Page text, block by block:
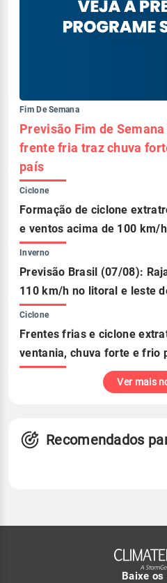
Fim De Semana
Previsão Fim de
frente fria traz chuva
país
Ciclone
Formação de ciclone
e ventos acima de 100 km/
Inverno
Previsão Brasil (07/08):
110 km/h no litoral e leste
Ciclone
Frentes frias e ciclone
ventania, chuva forte e frio
Ver mais
Recomendados
Baixe os